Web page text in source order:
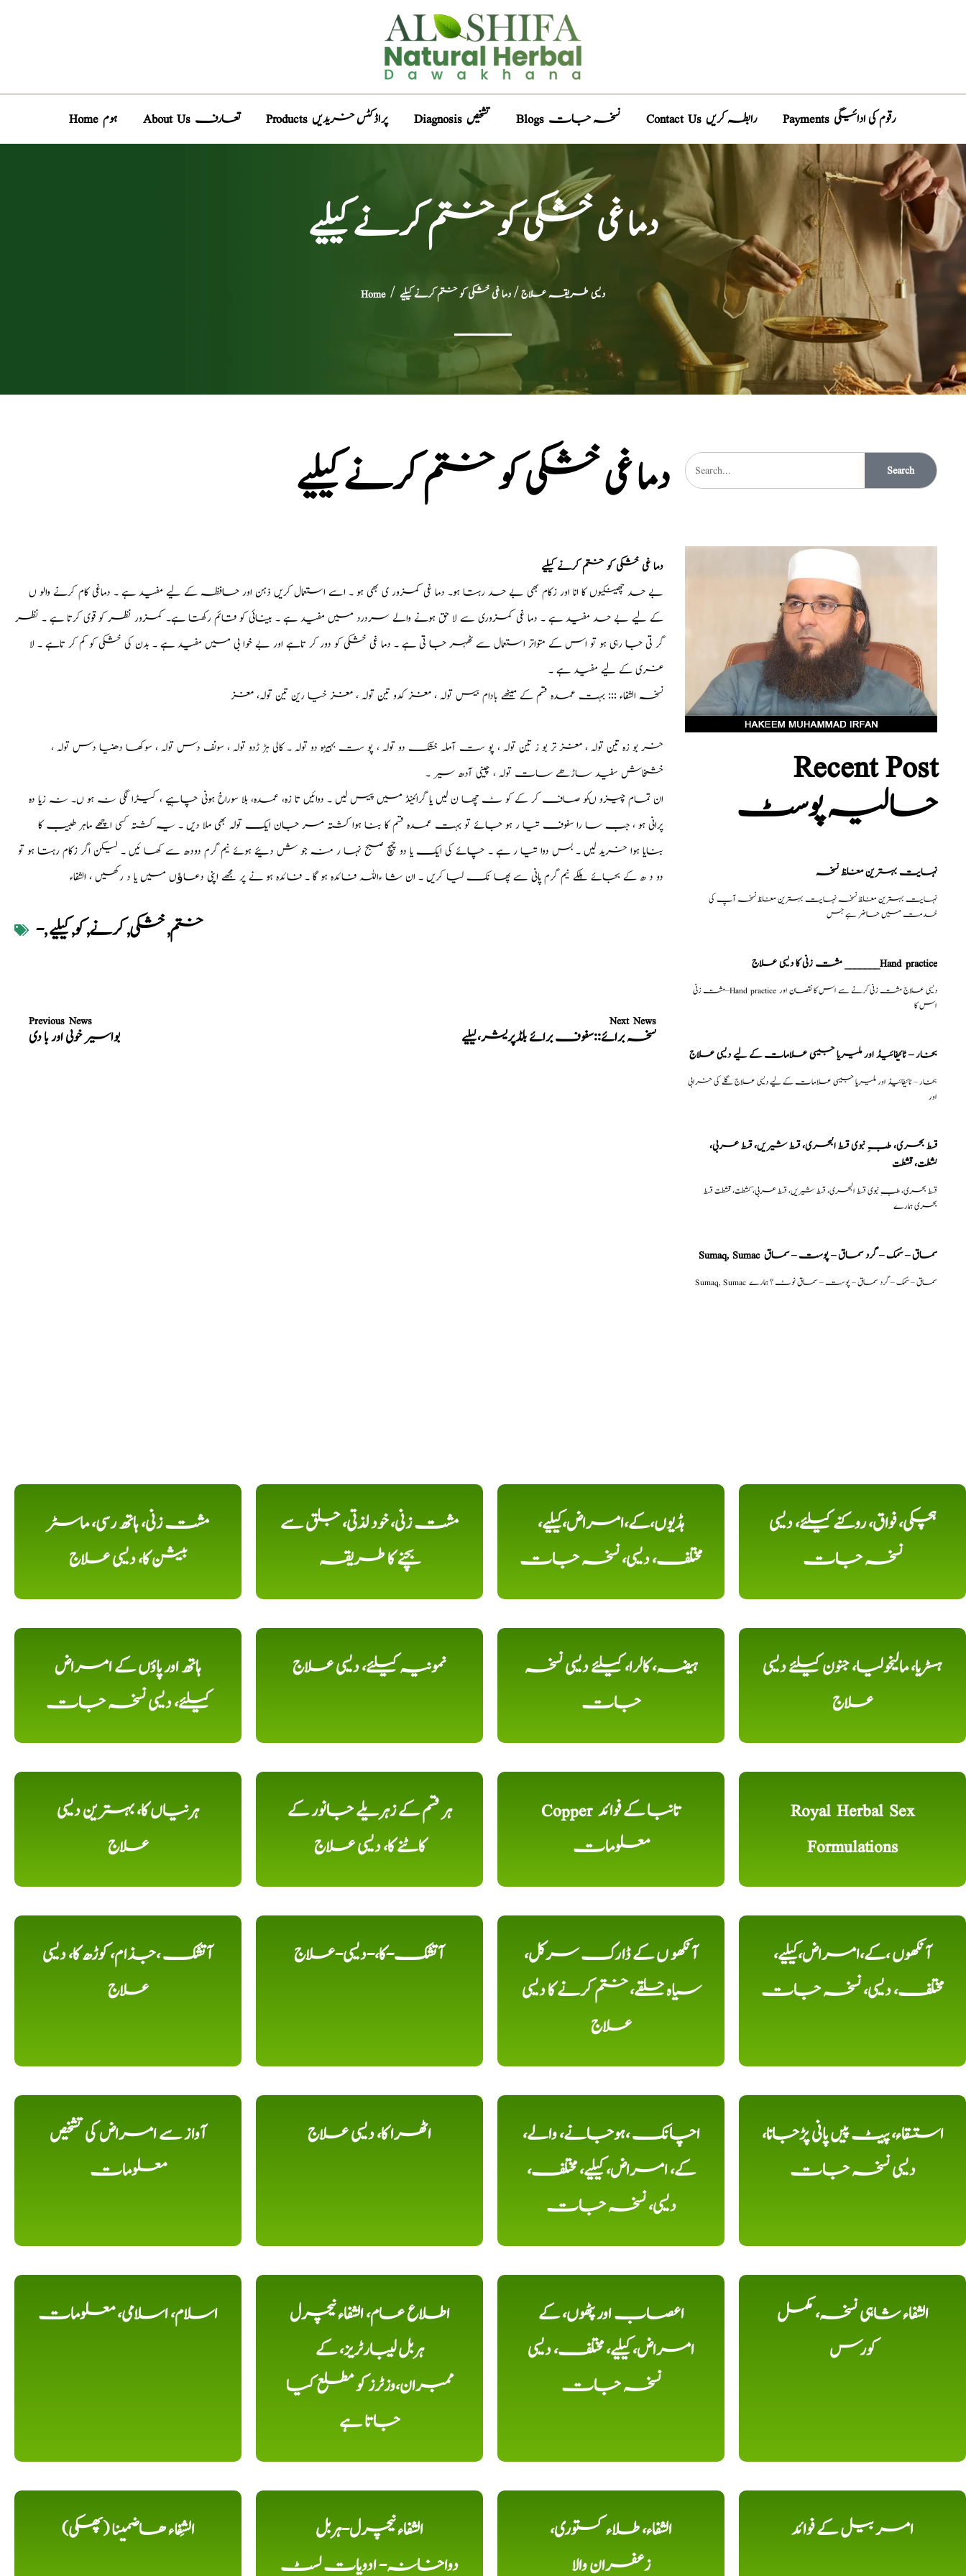
Home ہوم About Us تعارف Products پراڈکٹس خریدیں Diagnosis تشخیص Blogs نسخہ جات Contact Us رابطہ کریں Payments رقوم کی ادائیگی
دما غی خشکی کو ختم کرنے کیلیے
Home/ دیسی طریقہ علاج/ دما غی خشکی کو ختم کرنے کیلیے
دما غی خشکی کو ختم کرنے کیلیے
دما غی خشکی کو ختم کرنے کیلیے
بے حد چھینکیوں کا انا اور زکام بھی بے حد رہتا ہو۔ دما غی کمزور ی بھی ہو ۔ اسے استعمال کریں ذہن اور حافظہ کے لیے مفید ہے ۔ دماغی کام کرنے والو ں
کے لیے بے حد مفید ہے ۔ دما غی کمزوری سے لا حق ہونے والے سردرد میں مفید ہے ۔ بینائی کو قائم رکھتا ہے۔ کمزور نظر کو قوی کرتا ہے ۔ نظر
گر تی جا رہی ہو تو اس کے متواتر استعمال سے ٹھہر جا تی ہے ۔ دما غی خشکی کو دور کر تاہے اور بے خوا بی میں مفید ہے ۔ بدن کی خشکی کو کم کر تاہے ۔ لا
غری کے لیے مفید ہے ۔
نسخہ الشفاء ::: بہت عمدہ قسم کے میٹھے بادام بیس تولہ ، مغز کدو تین تولہ ، مغز خیا رین تین تولہ، مغز
خر بو زہ تین تولہ ، مغز تر بو ز تین تولہ ، پو ست آملہ خشک دو تولہ ، پو ست بہیڑہ دو تولہ ۔ کالی ہڑ ڑدو تولہ ، سونف دس تولہ ، سوکھا دھنیا دس تولہ ،
خشخاش سفید ساڑھے سات تولہ ، چینی آدھ سیر ۔
ان تمام چیزو ںکو صاف کر کے کو ٹ چھا ن لیں یا گرائینڈ میں پیس لیں ۔ دوائیں تا زہ، عمدہ، بلا سوراخ ہونی چاہیے ، کیڑا لگی نہ ہو ں۔ نہ زیا دہ
پرانی ہو ، جب سا را سفوف تیا ر ہو جائے تو بہت عمدہ قسم کا بنا ہوا کشتہ مر جان ایک تولہ بھی ملا دیں ۔ یہ کشتہ کسی اچھے ماہر طبیب کا
بنایا ہوا خرید لیں ۔ بس دوا تیا ر ہے ۔ چائے کی ایک یا دو چمچ صبح نہا ر منہ جو ش دئیے ہوئے نیم گرم دودھ سے کھا ئیں ۔ لیکن اگر زکام رہتا ہو تو
دو د ھ کے بجائے ہلکے نیم گرم پانی سے پھا نک لیا کریں ۔ ان شا ءاللہ فائدہ ہو گا ۔ فائدہ ہو نے پر مجھے اپنی دعاﺅں میں یا د رکھیں ، الشفاء
-, ختم,خشکی,کرنے,کو,کیلیے
Previous News
بواسیر خونی اور با دی
Next News
نسخہ برائے::سفوف برائے بلڈپریشر،کیلیے
Search
Recent Post
حالیہ پوسٹ
نہایت بہترین مغلظ نسخہ
نہایت بہترین مغلظ نسخہ نہایت بہترین مغلظ نسخہ آپ کی
خدمت میں حاضر ہے جس
مشت زنی کا دیسی علاج _______Hand practice
مشت زنی–Hand practice دیسی علاج مشت زنی کرنے سے اس کا نقصان اور
اس کا
بخار – ٹائیفائیڈ اور ملیریا جیسی علامات کے لیے دیسی علاج
بخار – ٹائیفائیڈ اور ملیریا جیسی علامات کے لیے دیسی علاج گلے کی خرابی
اور
قسط بحری، طبِ نبوی قسط البحری، قسط شیریں، قسط عربی،
كشطت، قشطت
بحری ہمارے
Sumaq, Sumac سماق – سُمک – گرد سماق – پوست – سماق
Sumaq, Sumac سماق – سُمک – گرد سماق – پوست – سماق نوٹ ؟ ہمارے
مشت زنی، ہاتھ رسی، ماسٹر
بیشن کا، دیسی علاج
مشت زنی، خود لذتی، جلق سے
بچنے کا طریقہ
ہڈیوں،کے،امراض،کیلیے،
مختلف، دیسی، نسخہ جات
ہچکی، فواق، روکنے کیلئے، دیسی
نسخہ جات
ہاتھ اور پاؤں کے امراض
کیلئے، دیسی نسخہ جات
نمونیہ کیلئے، دیسی علاج
ہیضہ، کالرا، کیلئے دیسی نسخہ
جات
ہسٹریا، مالیخولیا، جنون کیلئے دیسی
علاج
ہرنیاں کا، بہترین دیسی
علاج
ہر قسم کے زہریلے جانور کے
کاٹنے کا، دیسی علاج
Copper تانبا کے فوائد
معلومات
Royal Herbal Sex
Formulations
آتشک ،جذام، کوڑھ کا، دیسی
علاج
آتشک-کا،-دیسی-علاج
آنکھو ں کے ڈارک سرکل،
سیاہ حلقے، ختم کرنے کا دیسی
علاج
آنکھوں ،کے،امراض،کیلیے،
مختلف، دیسی، نسخہ جات
آواز سے امراض کی تشخیص
معلومات
اٹھرا کا، دیسی علاج
اچانک ،ہوجانے، والے،
کے، امراض، کیلیے، مختلف،
دیسی، نسخہ جات
استسقاء، پیٹ پیں پانی پڑجانا،
دیسی نسخہ جات
اسلام، اسلامی، معلومات
اطلاع عام، الشفاء نیچرل
ہربل لیبارٹریز، کے
ممبران،وزٹرز کو مطلع کیا
جاتا ہے
اعصاب اور پٹھوں، کے
امراض، کیلیے، مختلف، دیسی
نسخہ جات
الشفاء شاہی نسخہ، مکمل
کورس
الشِفاء ھاضمینا (پھکی)
الشفاء نیچرل-ہربل
دواخانہ- ادویات لسٹ
الشفاء، طلاء کستوری،
زعفران والا
امر بیل کے فوائد